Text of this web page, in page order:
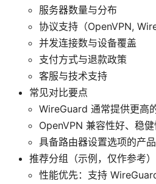
服务器数量与分布
协议支持（OpenVPN,
并发连接数与设备覆盖
支付方式与退款政策
客服与技术支持
常见对比要点
WireGuard 通常提供更高
OpenVPN 兼容性好、稳
具备路由器设置选项的产
推荐分组（示例，仅作参考）
性能优先：支持